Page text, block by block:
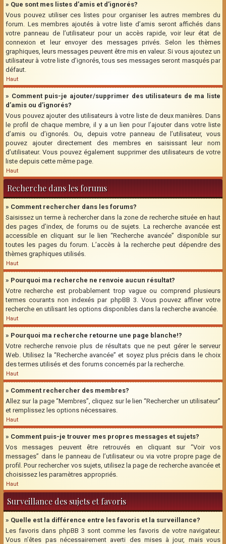
» Que sont mes listes d’amis et d’ignorés?
Vous pouvez utiliser ces listes pour organiser les autres membres du
forum. Les membres ajoutés à votre liste d’amis seront affichés dans
votre panneau de l’utilisateur pour un accès rapide, voir leur état de
connexion et leur envoyer des messages privés. Selon les thèmes
graphiques, leurs messages peuvent être mis en valeur. Si vous ajoutez un
utilisateur à votre liste d’ignorés, tous ses messages seront masqués par
défaut.
Haut
» Comment puis-je ajouter/supprimer des utilisateurs de ma liste
d’amis ou d’ignorés?
Vous pouvez ajouter des utilisateurs à votre liste de deux manières. Dans
le profil de chaque membre, il y a un lien pour l’ajouter dans votre liste
d’amis ou d’ignorés. Ou, depuis votre panneau de l’utilisateur, vous
pouvez ajouter directement des membres en saisissant leur nom
d’utilisateur. Vous pouvez également supprimer des utilisateurs de votre
liste depuis cette même page.
Haut
Recherche dans les forums
» Comment rechercher dans les forums?
Saisissez un terme à rechercher dans la zone de recherche située en haut
des pages d’index, de forums ou de sujets. La recherche avancée est
accessible en cliquant sur le lien “Recherche avancée” disponible sur
toutes les pages du forum. L’accès à la recherche peut dépendre des
thèmes graphiques utilisés.
Haut
» Pourquoi ma recherche ne renvoie aucun résultat?
Votre recherche est probablement trop vague ou comprend plusieurs
termes courants non indexés par phpBB 3. Vous pouvez affiner votre
recherche en utilisant les options disponibles dans la recherche avancée.
Haut
» Pourquoi ma recherche retourne une page blanche!?
Votre recherche renvoie plus de résultats que ne peut gérer le serveur
Web. Utilisez la “Recherche avancée” et soyez plus précis dans le choix
des termes utilisés et des forums concernés par la recherche.
Haut
» Comment rechercher des membres?
Allez sur la page “Membres”, cliquez sur le lien “Rechercher un utilisateur”
et remplissez les options nécessaires.
Haut
» Comment puis-je trouver mes propres messages et sujets?
Vos messages peuvent être retrouvés en cliquant sur “Voir vos
messages” dans le panneau de l’utilisateur ou via votre propre page de
profil. Pour rechercher vos sujets, utilisez la page de recherche avancée et
choisissez les paramètres appropriés.
Haut
Surveillance des sujets et favoris
» Quelle est la différence entre les favoris et la surveillance?
Les favoris dans phpBB 3 sont comme les favoris de votre navigateur.
Vous n’êtes pas nécessairement averti des mises à jour, mais vous